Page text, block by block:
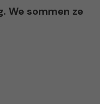
We sommen ze